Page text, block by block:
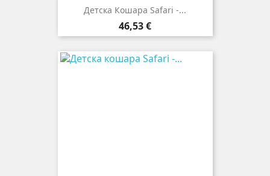
Детска Кошара Safari -...
Цена
46,53 €